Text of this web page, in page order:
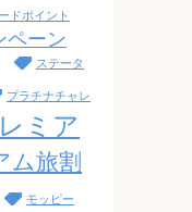
ドポイント
ペーン
ステータ
プラチナチャレ
ミア
ム旅割
モッピー